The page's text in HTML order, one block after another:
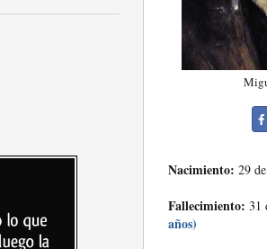
Nacimiento: 29
Fallecimiento: 31
años)